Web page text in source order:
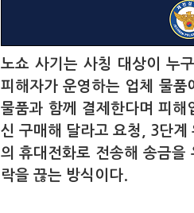
노쇼 사기는 사칭 대상이 누
피해자가 운영하는 업체 물
물품과 함께 결제한다며 피
신 구매해 달라고 요청, 3단
의 휴대전화로 전송해 송금
락을 끊는 방식이다.